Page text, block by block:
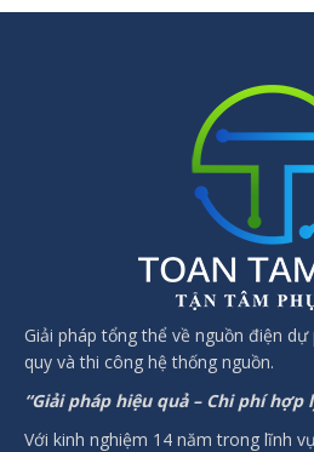
Giải pháp tổng thể về nguồn điện
quy và thi công hệ thống nguồn.
“Giải pháp hiệu quả – Chi phí hợp
Với kinh nghiệm 14 năm trong lĩnh